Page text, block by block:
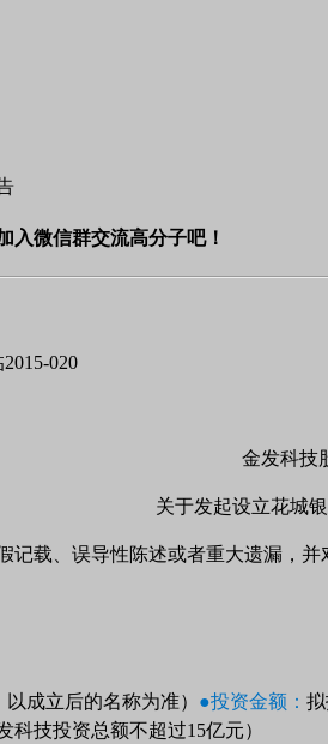
入微信群交流高分子吧！
020
金发科技
关于发起设立花城
载、误导性陈述或者重大遗漏，
成立后的名称为准） ●投资金额：
技投资总额不超过15亿元）